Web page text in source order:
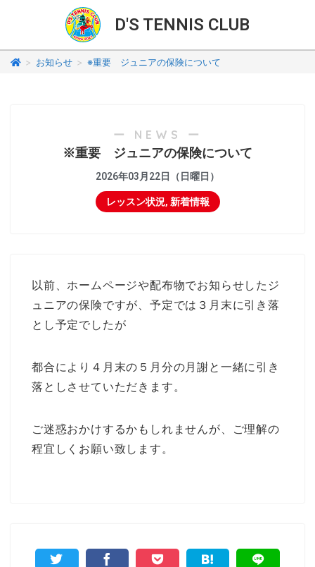
D'S TENNIS CLUB
> お知らせ > ※重要 ジュニアの保険について
ー NEWS ー
※重要 ジュニアの保険について
2026年03月22日（日曜日）
レッスン状況, 新着情報
以前、ホームページや配布物でお知らせしたジ
ュニアの保険ですが、予定では３月末に引き落
とし予定でしたが
都合により４月末の５月分の月謝と一緒に引き
落としさせていただきます。
ご迷惑おかけするかもしれませんが、ご理解の
程宜しくお願い致します。